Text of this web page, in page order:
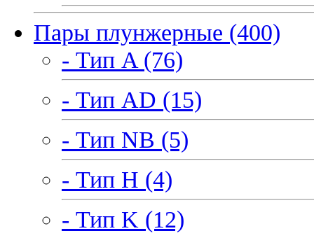
Пары плунжерные (400)
- Тип A (76)
- Тип AD (15)
- Тип NB (5)
- Тип H (4)
- Тип K (12)